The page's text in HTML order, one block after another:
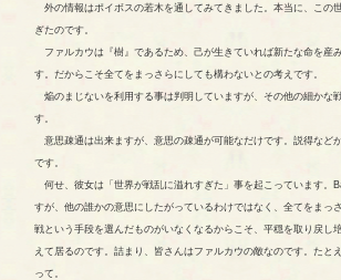
外の情報はポイボスの若木を通してみてきました。本当に、この
ぎたのです。
ファルカウは『樹』であるため、己が生きていれば新たな命を産
す。だからこそ全てをまっさらにしても構わないとの考えです。
焔のまじないを利用する事は判明していますが、その他の細かな
す。
意思疎通は出来ますが、意思の疎通が可能なだけです。説得など
です。
何せ、彼女は「世界が戦乱に溢れすぎた」事を起こっています。
すが、他の誰かの意思にしたがっているわけではなく、全てをまっ
戦という手段を選んだものがいなくなるからこそ、平穏を取り戻し
えて居るのです。詰まり、皆さんはファルカウの敵なのです。たと
って。